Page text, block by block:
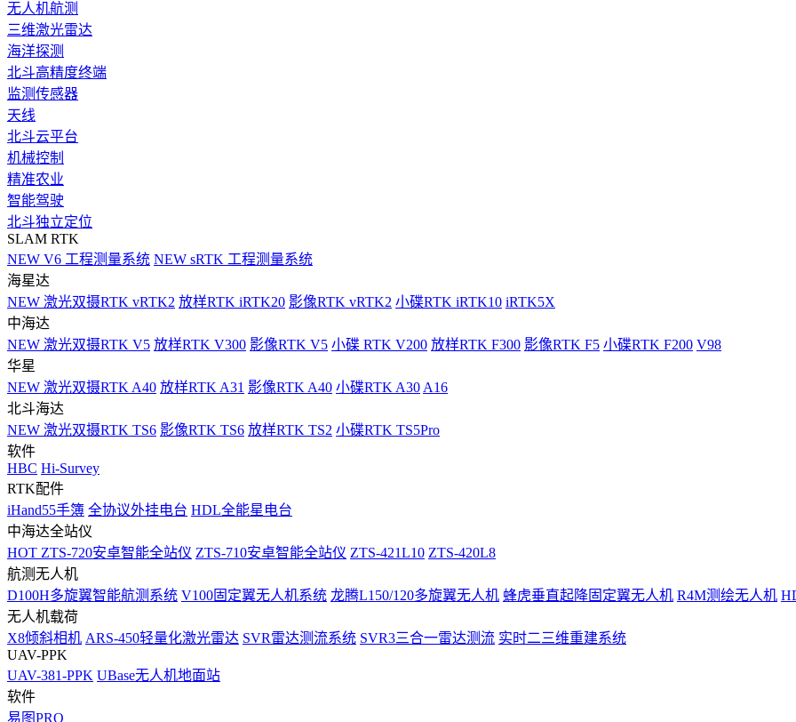
无人机航测
三维激光雷达
海洋探测
北斗高精度终端
监测传感器
天线
北斗云平台
机械控制
精准农业
智能驾驶
北斗独立定位
SLAM RTK
NEW V6 工程测量系统 NEW sRTK 工程测量系统
海星达
NEW 激光双摄RTK vRTK2 放样RTK iRTK20 影像RTK vRTK2 小碟RTK iRTK10 iRTK5X
中海达
NEW 激光双摄RTK V5 放样RTK V300 影像RTK V5 小碟 RTK V200 放样RTK F300 影像RTK F5 小碟RTK F200 V98
华星
NEW 激光双摄RTK A40 放样RTK A31 影像RTK A40 小碟RTK A30 A16
北斗海达
NEW 激光双摄RTK TS6 影像RTK TS6 放样RTK TS2 小碟RTK TS5Pro
软件
HBC Hi-Survey
RTK配件
iHand55手簿 全协议外挂电台 HDL全能星电台
中海达全站仪
HOT ZTS-720安卓智能全站仪 ZTS-710安卓智能全站仪 ZTS-421L10 ZTS-420L8
航测无人机
D100H多旋翼智能航测系统 V100固定翼无人机系统 龙腾L150/120多旋翼无人机 蜂虎垂直起降固定翼无人机 R4M测绘无人机
无人机载荷
X8倾斜相机 ARS-450轻量化激光雷达 SVR雷达测流系统 SVR3三合一雷达测流 实时二三维重建系统
UAV-PPK
UAV-381-PPK UBase无人机地面站
软件
易图PRO